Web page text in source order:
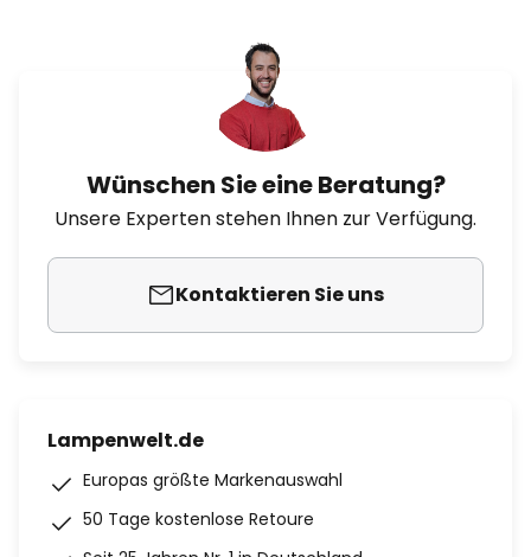
Wünschen Sie eine Beratung?
Unsere Experten stehen Ihnen zur Verfügung.
Kontaktieren Sie uns
Lampenwelt.de
Europas größte Markenauswahl
50 Tage kostenlose Retoure